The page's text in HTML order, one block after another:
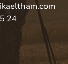
24